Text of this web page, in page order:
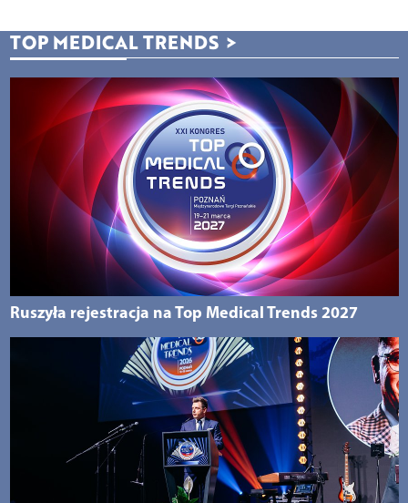
TOP MEDICAL TRENDS >
Ruszyła rejestracja na Top Medical Trends 2027